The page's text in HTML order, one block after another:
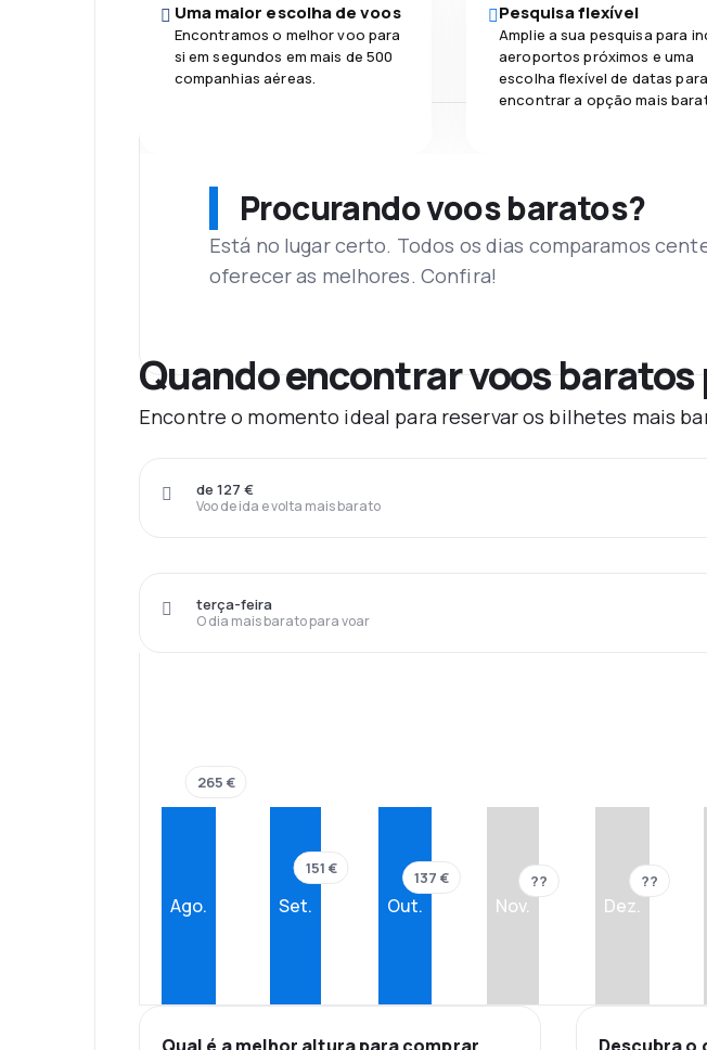
Uma maior escolha de voos
Encontramos o melhor voo para
si em segundos em mais de 500
companhias aéreas.
Pesquisa flexível
Amplie a sua pesquisa para
aeroportos próximos e uma
escolha flexível de datas para
encontrar a opção mais
Procurando voos baratos?
Está no lugar certo. Todos os dias comparamos
oferecer as melhores. Confira!
Quando encontrar voos baratos
Encontre o momento ideal para reservar os bilhetes mais
Voo de ida e volta mais barato
de 127 €
O dia mais barato para voar
terça-feira
Ago.
265 €
Set.
151 €
Out.
137 €
Nov.
??
Dez.
??